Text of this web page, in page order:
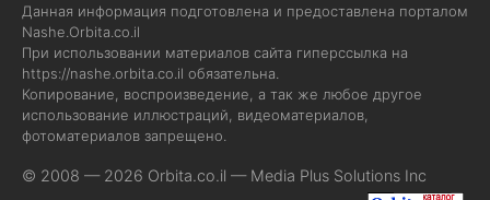
Данная информация подготовлена и предоставлена порталом
Nashe.Orbita.co.il
При использовании материалов сайта гиперссылка на
https://nashe.orbita.co.il обязательна.
Копирование, воспроизведение, а так же любое другое
использование иллюстраций, видеоматериалов,
фотоматериалов запрещено.
© 2008 — 2026 Orbita.co.il — Media Plus Solutions Inc